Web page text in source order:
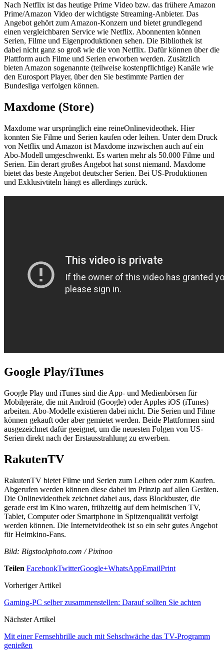
Nach Netflix ist das heutige Prime Video bzw. das frühere Amazon
Prime/Amazon Video der wichtigste Streaming-Anbieter. Das
Angebot gehört zum Amazon-Konzern und bietet grundlegend
einen vergleichbaren Service wie Netflix. Abonnenten können
Serien, Filme und Eigenproduktionen sehen. Die Bibliothek ist
dabei nicht ganz so groß wie die von Netflix. Dafür können über die
Plattform auch Filme und Serien erworben werden. Zusätzlich
bieten Amazon sogenannte (teilweise kostenpflichtige) Kanäle wie
den Eurosport Player, über den Sie bestimmte Partien der
Bundesliga verfolgen können.
Maxdome (Store)
Maxdome war ursprünglich eine reineOnlinevideothek. Hier
konnten Sie Filme und Serien kaufen oder leihen. Unter dem Druck
von Netflix und Amazon ist Maxdome inzwischen auch auf ein
Abo-Modell umgeschwenkt. Es warten mehr als 50.000 Filme und
Serien. Ein derart großes Angebot hat sonst niemand. Maxdome
bietet das beste Angebot deutscher Serien. Bei US-Produktionen
und Exklusivtiteln hängt es allerdings zurück.
Google Play/iTunes
Google Play und iTunes sind die App- und Medienbörsen für
Mobilgeräte, die mit Android (Google) oder Apples iOS (iTunes)
arbeiten. Abo-Modelle existieren dabei nicht. Die Serien und Filme
können gekauft oder aber gemietet werden. Beide Plattformen sind
ausgezeichnet dafür geeignet, um die neuesten Folgen von US-
Serien direkt nach der Erstausstrahlung zu erwerben.
RakutenTV
RakutenTV bietet Filme und Serien zum Leihen oder zum Kaufen.
Abgerufen werden können diese dabei im Prinzip auf allen Geräten.
Die Onlinevideothek zeichnet dabei aus, dass Blockbuster, die
gerade erst im Kino waren, frühzeitig auf dem heimischen TV,
Tablet, Computer oder Smartphone in Spitzenqualität verfolgt
werden können. Die Internetvideothek ist so ein sehr gutes Angebot
für Heimkino-Fans.
Bild: Bigstockphoto.com / Pixinoo
Teilen FacebookTwitterGoogle+WhatsAppEmailPrint
Vorheriger Artikel
Gaming-PC selber zusammenstellen: Darauf sollten Sie achten
Nächster Artikel
Mit einer Fernsehbrille auch mit Sehschwäche das TV-Programm
genießen